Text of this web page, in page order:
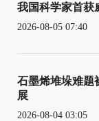
我国科学家首获
2026-08-05 07:40
石墨烯堆垛难题
展
2026-08-04 03:05